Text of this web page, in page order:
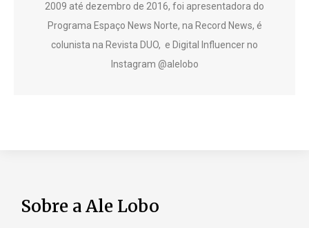
2009 até dezembro de 2016, foi apresentadora do
Programa Espaço News Norte, na Record News, é
colunista na Revista DUO, e Digital Influencer no
Instagram @alelobo
Sobre a Ale Lobo